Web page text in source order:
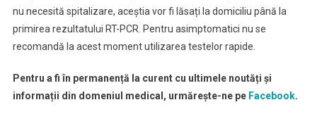
nu necesită spitalizare, aceștia vor fi lăsați la domiciliu până la
primirea rezultatului RT-PCR. Pentru asimptomatici nu se
recomandă la acest moment utilizarea testelor rapide.
Pentru a fi în permanență la curent cu ultimele noutăți și
informații din domeniul medical, urmărește-ne pe Facebook.